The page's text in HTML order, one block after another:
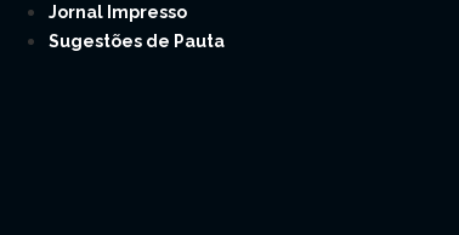
Jornal Impresso
Sugestões de Pauta